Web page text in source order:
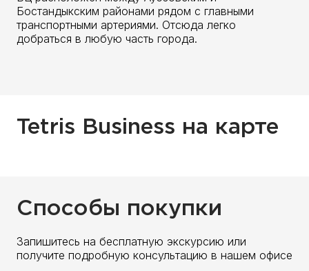
Бостандыкским районами рядом с главными
транспортными артериями. Отсюда легко
добраться в любую часть города.
Tetris Business на карте
Способы покупки
Запишитесь на бесплатную экскурсию или
получите подробную консультацию в нашем офисе